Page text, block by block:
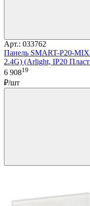
Арт.: 033762
Панель SMART-P20-
2.4G) (Arlight, IP20
6 90819
₽/шт